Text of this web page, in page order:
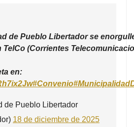
de Pueblo Libertador se
(Corrientes
en:
#Convenio
Pueblo Libertador
18 de diciembre de 2025